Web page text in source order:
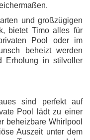
und großzügigen
bietet Timo alles für
Pool oder im
beheizt werden
Erholung in stilvoller
sind perfekt auf
Pool lädt zu einer
beheizbare Whirlpool
Auszeit unter dem